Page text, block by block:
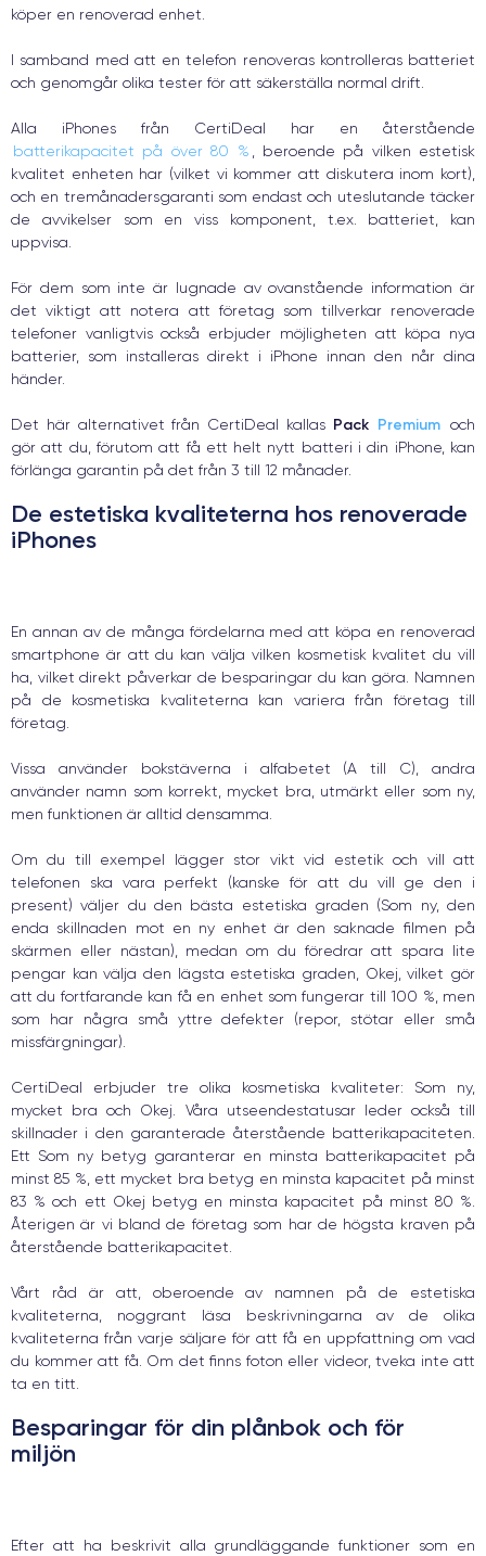
köper en renoverad enhet.
I samband med att en telefon renoveras kontrolleras batteriet
och genomgår olika tester för att säkerställa normal drift.
Alla iPhones från CertiDeal har en återstående
batterikapacitet på över 80 %
, beroende på vilken estetisk
kvalitet enheten har (vilket vi kommer att diskutera inom kort),
och en tremånadersgaranti som endast och uteslutande täcker
de avvikelser som en viss komponent, t.ex. batteriet, kan
uppvisa.
För dem som inte är lugnade av ovanstående information är
det viktigt att notera att företag som tillverkar renoverade
telefoner vanligtvis också erbjuder möjligheten att köpa nya
batterier, som installeras direkt i iPhone innan den når dina
händer.
Det här alternativet från CertiDeal kallas Pack Premium och
gör att du, förutom att få ett helt nytt batteri i din iPhone, kan
förlänga garantin på det från 3 till 12 månader.
De estetiska kvaliteterna hos renoverade
iPhones
En annan av de många fördelarna med att köpa en renoverad
smartphone är att du kan välja vilken kosmetisk kvalitet du vill
ha, vilket direkt påverkar de besparingar du kan göra. Namnen
på de kosmetiska kvaliteterna kan variera från företag till
företag.
Vissa använder bokstäverna i alfabetet (A till C), andra
använder namn som korrekt, mycket bra, utmärkt eller som ny,
men funktionen är alltid densamma.
Om du till exempel lägger stor vikt vid estetik och vill att
telefonen ska vara perfekt (kanske för att du vill ge den i
present) väljer du den bästa estetiska graden (Som ny, den
enda skillnaden mot en ny enhet är den saknade filmen på
skärmen eller nästan), medan om du föredrar att spara lite
pengar kan välja den lägsta estetiska graden, Okej, vilket gör
att du fortfarande kan få en enhet som fungerar till 100 %, men
som har några små yttre defekter (repor, stötar eller små
missfärgningar).
CertiDeal erbjuder tre olika kosmetiska kvaliteter: Som ny,
mycket bra och Okej. Våra utseendestatusar leder också till
skillnader i den garanterade återstående batterikapaciteten.
Ett Som ny betyg garanterar en minsta batterikapacitet på
minst 85 %, ett mycket bra betyg en minsta kapacitet på minst
83 % och ett Okej betyg en minsta kapacitet på minst 80 %.
Återigen är vi bland de företag som har de högsta kraven på
återstående batterikapacitet.
Vårt råd är att, oberoende av namnen på de estetiska
kvaliteterna, noggrant läsa beskrivningarna av de olika
kvaliteterna från varje säljare för att få en uppfattning om vad
du kommer att få. Om det finns foton eller videor, tveka inte att
ta en titt.
Besparingar för din plånbok och för
miljön
Efter att ha beskrivit alla grundläggande funktioner som en